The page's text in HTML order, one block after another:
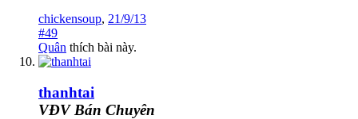
chickensoup, 21/9/13
#49
Quân thích bài này.
thanhtai
VĐV Bán Chuyên